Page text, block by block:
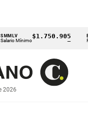
$1.750.905 BRENT
Petróleo
2026